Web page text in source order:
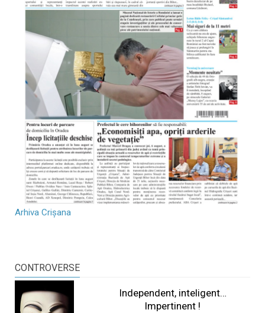
Arhiva Crișana
CONTROVERSE
Independent, inteligent…
Impertinent !